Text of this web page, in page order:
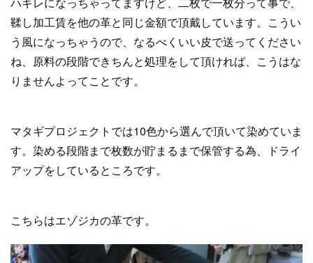
鞣し加工賃を他の革と同じ金額で頂戴しています。こうい
う風になっちゃうので、なるべくいい皮で送ってください
ね、原料の段階できちんと処理をして頂ければ、こうはな
りませんよってことです。
マタギプロジェクトでは10色から選んで頂いて染めていま
す。染める段階まで枚数が貯まるまで保管する為、ドライ
アップをしているところです。
こちらはエゾジカの革です。